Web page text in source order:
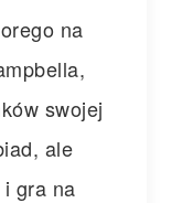
na
swojej
ale
gra na